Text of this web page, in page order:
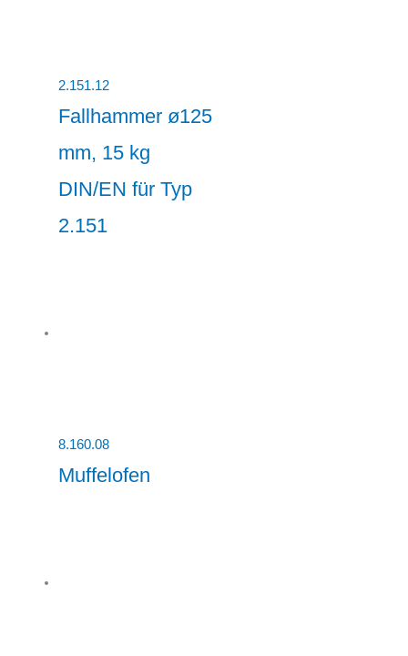
2.151.12
Fallhammer ø125
mm, 15 kg
DIN/EN für Typ
2.151
8.160.08
Muffelofen